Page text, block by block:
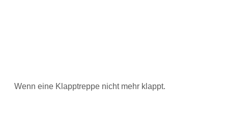
Wenn eine Klapptreppe nicht mehr klappt.